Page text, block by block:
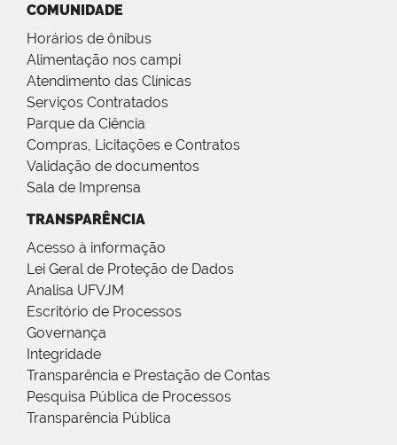
COMUNIDADE
Horários de ônibus
Alimentação nos campi
Atendimento das Clínicas
Serviços Contratados
Parque da Ciência
Compras, Licitações e Contratos
Validação de documentos
Sala de Imprensa
TRANSPARÊNCIA
Acesso à informação
Lei Geral de Proteção de Dados
Analisa UFVJM
Escritório de Processos
Governança
Integridade
Transparência e Prestação de Contas
Pesquisa Pública de Processos
Transparência Pública